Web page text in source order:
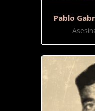
Pablo